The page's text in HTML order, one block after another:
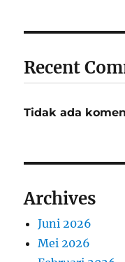
Recent
Tidak ada
Archives
Juni 2026
Mei 2026